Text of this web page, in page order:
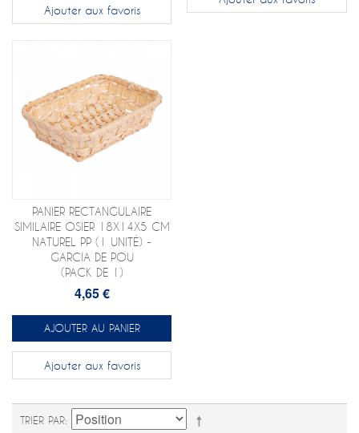
Ajouter aux favoris
PANIER RECTANGULAIRE
SIMILAIRE OSIER 18X14X5 CM
NATUREL PP (1 UNITÉ) -
GARCIA DE POU
(PACK DE 1)
4,65 €
AJOUTER AU PANIER
Ajouter aux favoris
TRIER PAR